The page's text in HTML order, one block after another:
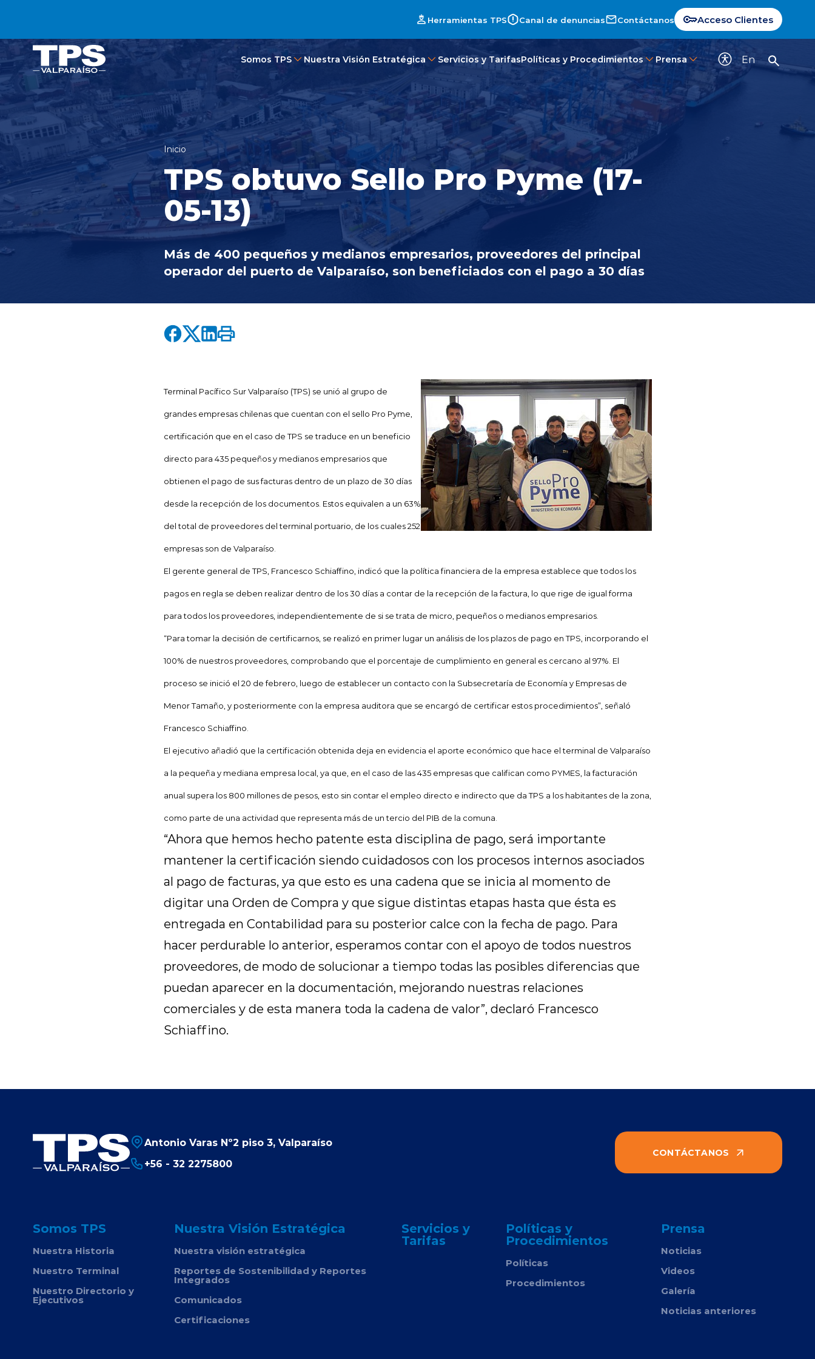
Herramientas TPS Canal de denuncias Contáctanos Acceso Clientes
Somos TPS Nuestra Visión Estratégica Servicios y TarifasPolíticas y Procedimientos Prensa En
Inicio
TPS obtuvo Sello Pro Pyme (17-
05-13)
Más de 400 pequeños y medianos empresarios, proveedores del principal
operador del puerto de Valparaíso, son beneficiados con el pago a 30 días
Terminal Pacífico Sur Valparaíso (TPS) se unió al grupo de
grandes empresas chilenas que cuentan con el sello Pro Pyme,
certificación que en el caso de TPS se traduce en un beneficio
directo para 435 pequeños y medianos empresarios que
obtienen el pago de sus facturas dentro de un plazo de 30 días
desde la recepción de los documentos. Estos equivalen a un 63%
del total de proveedores del terminal portuario, de los cuales 252
empresas son de Valparaíso.
El gerente general de TPS, Francesco Schiaffino, indicó que la política financiera de la empresa establece que todos los
pagos en regla se deben realizar dentro de los 30 días a contar de la recepción de la factura, lo que rige de igual forma
para todos los proveedores, independientemente de si se trata de micro, pequeños o medianos empresarios.
“Para tomar la decisión de certificarnos, se realizó en primer lugar un análisis de los plazos de pago en TPS, incorporando el
100% de nuestros proveedores, comprobando que el porcentaje de cumplimiento en general es cercano al 97%. El
proceso se inició el 20 de febrero, luego de establecer un contacto con la Subsecretaría de Economía y Empresas de
Menor Tamaño, y posteriormente con la empresa auditora que se encargó de certificar estos procedimientos”, señaló
Francesco Schiaffino.
El ejecutivo añadió que la certificación obtenida deja en evidencia el aporte económico que hace el terminal de Valparaíso
a la pequeña y mediana empresa local, ya que, en el caso de las 435 empresas que califican como PYMES, la facturación
anual supera los 800 millones de pesos, esto sin contar el empleo directo e indirecto que da TPS a los habitantes de la zona,
como parte de una actividad que representa más de un tercio del PIB de la comuna.
“Ahora que hemos hecho patente esta disciplina de pago, será importante
mantener la certificación siendo cuidadosos con los procesos internos asociados
al pago de facturas, ya que esto es una cadena que se inicia al momento de
digitar una Orden de Compra y que sigue distintas etapas hasta que ésta es
entregada en Contabilidad para su posterior calce con la fecha de pago. Para
hacer perdurable lo anterior, esperamos contar con el apoyo de todos nuestros
proveedores, de modo de solucionar a tiempo todas las posibles diferencias que
puedan aparecer en la documentación, mejorando nuestras relaciones
comerciales y de esta manera toda la cadena de valor”, declaró Francesco
Schiaffino.
Antonio Varas Nº2 piso 3, Valparaíso
+56 - 32 2275800
CONTÁCTANOS
Somos TPS
Nuestra Historia
Nuestro Terminal
Nuestro Directorio y
Ejecutivos
Nuestra Visión Estratégica
Nuestra visión estratégica
Reportes de Sostenibilidad y Reportes
Integrados
Comunicados
Certificaciones
Servicios y
Tarifas
Políticas y
Procedimientos
Políticas
Procedimientos
Prensa
Noticias
Videos
Galería
Noticias anteriores